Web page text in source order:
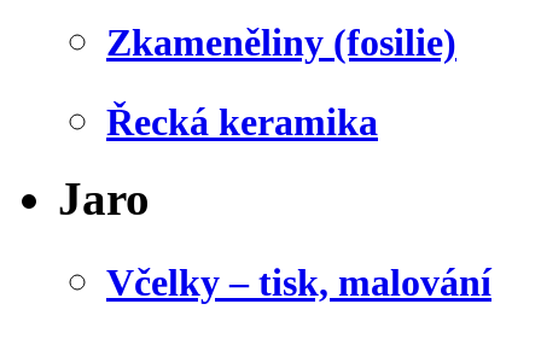
Zkameněliny (fosilie)
Řecká keramika
Jaro
Včelky – tisk, malování